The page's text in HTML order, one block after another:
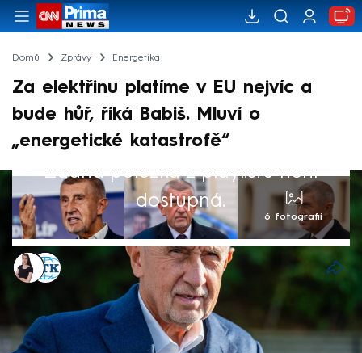
Domů Zprávy Energetika
Za elektřinu platíme v EU nejvíc a
bude hůř, říká Babiš. Mluví o
„energetické katastrofě“
Žádná položka z playlistu není
dostupná.
6 fotografií
Monika Kabourková
ČTK
4. lis 2025, 09:39
Ze všech členských států Evropské unie
(EU) platíme za elektřinu nejvíc a bude hůř.